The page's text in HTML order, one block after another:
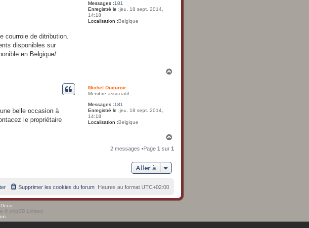
Messages :181
Enregistré le :jeu. 18 sept. 2014,
14:18
Localisation :Belgique
courroie de ditribution.
disponibles sur
en Belgique/
Michel Ducuroir
Membre associatif
Messages :181
Enregistré le :jeu. 18 sept. 2014,
14:18
Localisation :Belgique
belle occasion à
le propriétaire
u
2 messages •Page 1 sur 1
Aller à
Heures au format UTC+02:00
Supprimer les cookies du forum
© phpBB Limited